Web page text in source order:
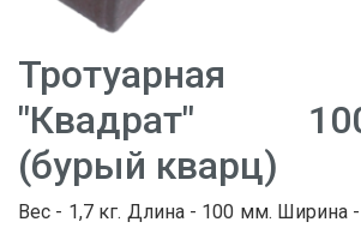
Тротуарная
"Квадрат"
(бурый кварц)
Вес - 1,7 кг. Длина - 100 мм. Ширина